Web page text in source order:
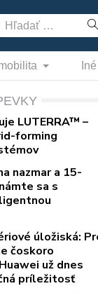
Hľadať:
Iné
LUTERRA™ –
forming
nazmar a 15-
sa s
úložiská:
čoskoro
už dnes
príležitosť